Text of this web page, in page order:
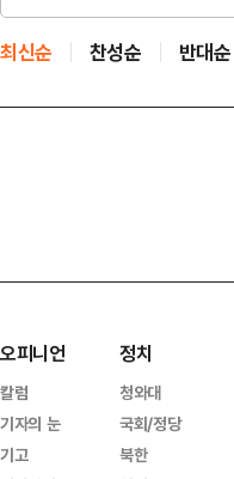
최신순 찬성순 반대순
오피니언
칼럼
기자의 눈
기고
정치
청와대
국회/정당
북한